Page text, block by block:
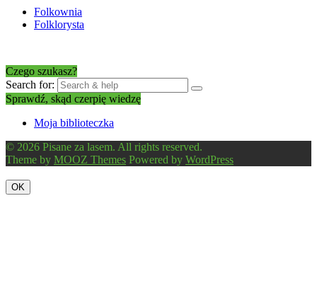
Folkownia
Folklorysta
Czego szukasz?
Search for:
Sprawdź, skąd czerpię wiedzę
Moja biblioteczka
© 2026 Pisane za lasem. All rights reserved.
Theme by MOOZ Themes Powered by WordPress
OK